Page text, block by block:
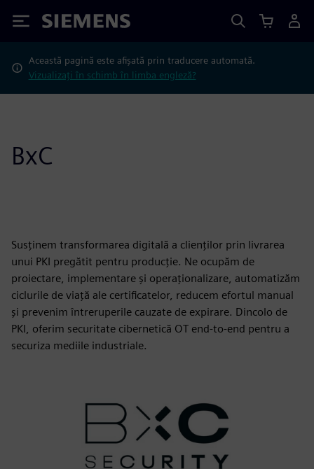
Siemens
Această pagină este afișată prin traducere automată.
Vizualizați în schimb în limba engleză?
BxC
Susținem transformarea digitală a clienților prin livrarea
unui PKI pregătit pentru producție. Ne ocupăm de
proiectare, implementare și operaționalizare, automatizăm
ciclurile de viață ale certificatelor, reducem efortul manual
și prevenim întreruperile cauzate de expirare. Dincolo de
PKI, oferim securitate cibernetică OT end-to-end pentru a
securiza mediile industriale.